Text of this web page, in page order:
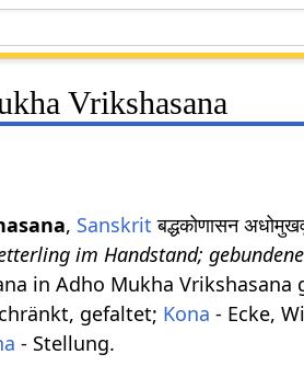
Vrikshasana
, Sanskrit बद्धकोणासन
im Handstand;
in Adho Mukha
gefaltet; Kona - Ecke,
- Stellung.